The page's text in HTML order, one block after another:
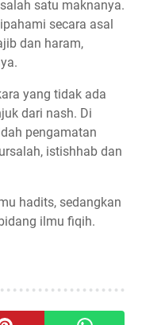
satu maknanya.
secara asal
dan haram,
yang tidak ada
dari nash. Di
pengamatan
istishhab dan
hadits, sedangkan
ilmu fiqih.